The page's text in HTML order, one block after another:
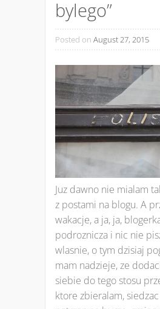
bylego”
Posted on August 27, 2015
Juz dawno nie mialam
z postami na blogu. A
wakacje, a ja, ja,
podroznicza i nic nie
wlasnie, o tym dzisiaj
mam nadzieje, ze
siebie do tego stosu
ktore zbieralam,